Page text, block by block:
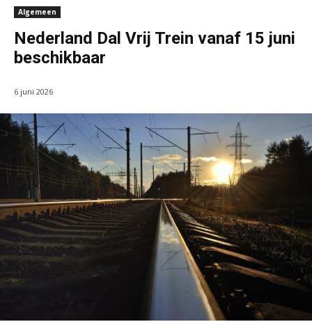
Algemeen
Nederland Dal Vrij Trein vanaf 15 juni
beschikbaar
6 juni 2026